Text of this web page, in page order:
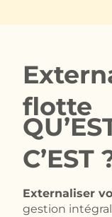
flotte
C’EST
Externaliser
gestion